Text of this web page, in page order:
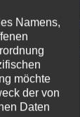
Namens,
möchte
der von
Daten